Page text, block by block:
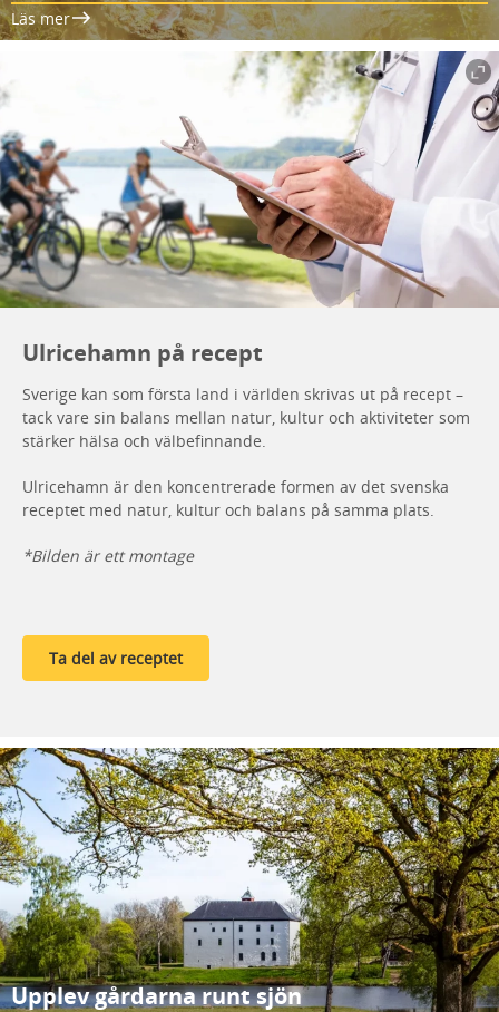
Läs mer
Ulricehamn på recept
Sverige kan som första land i världen skrivas ut på recept –
tack vare sin balans mellan natur, kultur och aktiviteter som
stärker hälsa och välbefinnande.
Ulricehamn är den koncentrerade formen av det svenska
receptet med natur, kultur och balans på samma plats.
*Bilden är ett montage
Ta del av receptet
Upplev gårdarna runt sjön